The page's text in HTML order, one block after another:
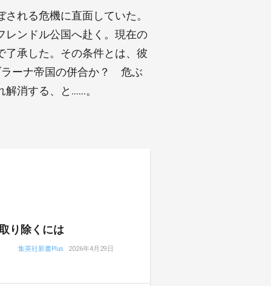
れる危機に直面していた。
レンドル公国へ赴く。現在の
了承した。その条件とは、彼
ーナ帝国の併合か？ 危ぶ
消する、と……。
り除くには
集英社新書Plus 2026年4月29日